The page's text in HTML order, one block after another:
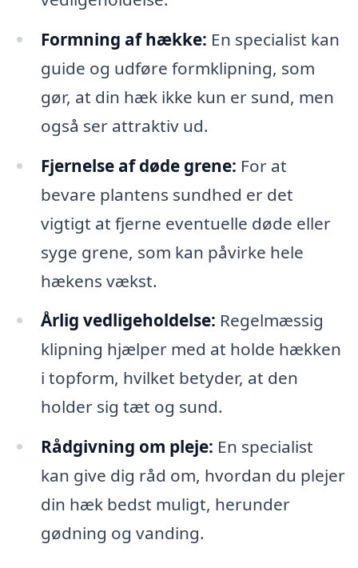
Formning af hække: En specialist kan
guide og udføre formklipning, som
gør, at din hæk ikke kun er sund, men
også ser attraktiv ud.
Fjernelse af døde grene: For at
bevare plantens sundhed er det
vigtigt at fjerne eventuelle døde eller
syge grene, som kan påvirke hele
hækens vækst.
Årlig vedligeholdelse: Regelmæssig
klipning hjælper med at holde hækken
i topform, hvilket betyder, at den
holder sig tæt og sund.
Rådgivning om pleje: En specialist
kan give dig råd om, hvordan du plejer
din hæk bedst muligt, herunder
gødning og vanding.